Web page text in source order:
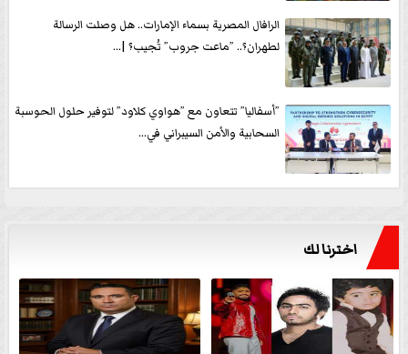
الرافال المصرية بسماء الإمارات.. هل وصلت الرسالة
لطهران؟.. ”ماعت جروب” تُجيب؟ |...
”أسفاليا” تتعاون مع ”هواوي كلاود” لتوفير حلول الحوسبة
السحابية والأمن السيبراني في...
اخترنا لك